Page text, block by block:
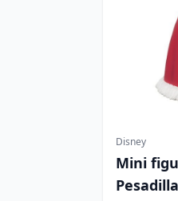
Disney
Mini